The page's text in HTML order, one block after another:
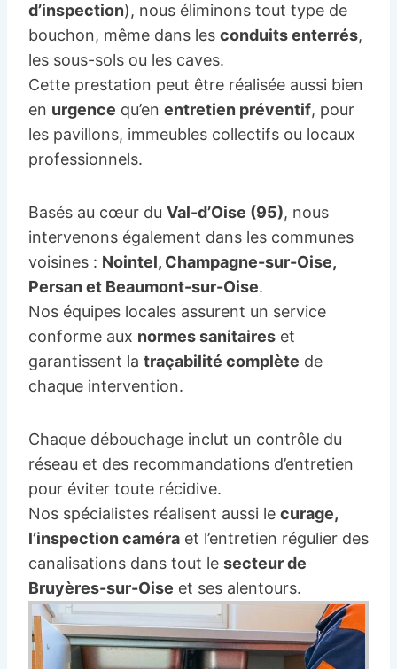
d’inspection), nous éliminons tout type de
bouchon, même dans les conduits enterrés,
les sous-sols ou les caves.
Cette prestation peut être réalisée aussi bien
en urgence qu’en entretien préventif, pour
les pavillons, immeubles collectifs ou locaux
professionnels.
Basés au cœur du Val-d’Oise (95), nous
intervenons également dans les communes
voisines : Nointel, Champagne-sur-Oise,
Persan et Beaumont-sur-Oise.
Nos équipes locales assurent un service
conforme aux normes sanitaires et
garantissent la traçabilité complète de
chaque intervention.
Chaque débouchage inclut un contrôle du
réseau et des recommandations d’entretien
pour éviter toute récidive.
Nos spécialistes réalisent aussi le curage,
l’inspection caméra et l’entretien régulier des
canalisations dans tout le secteur de
Bruyères-sur-Oise et ses alentours.